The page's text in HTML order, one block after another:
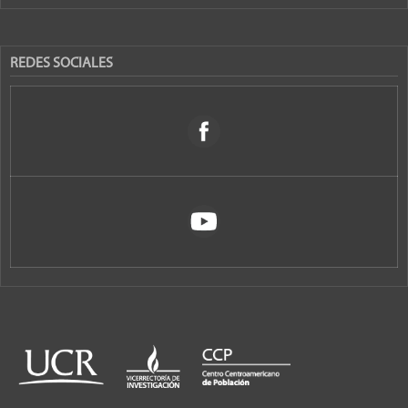
REDES SOCIALES